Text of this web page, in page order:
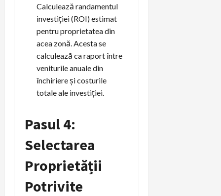
Calculează randamentul
investiției (ROI) estimat
pentru proprietatea din
acea zonă. Acesta se
calculează ca raport între
veniturile anuale din
închiriere și costurile
totale ale investiției.
Pasul 4:
Selectarea
Proprietății
Potrivite